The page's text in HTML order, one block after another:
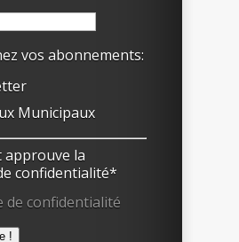
vos abonnements:
Municipaux
approuve la
confidentialité*
de confidentialité